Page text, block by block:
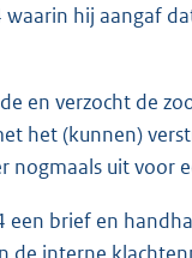
hij aangaf
en verzocht de
het (kunnen)
nogmaals uit voor
brief en